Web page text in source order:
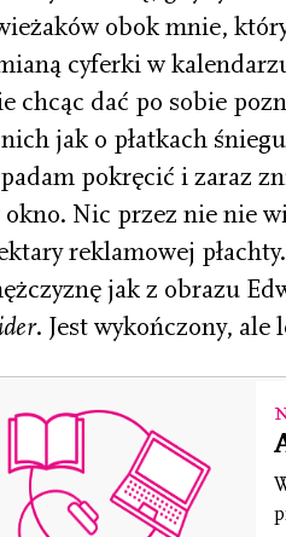
obok mnie,
cyferki w
chcąc dać po sobie
jak o płatkach
pokręcić i zaraz
okno. Nic przez nie nie
reklamowej
jak z obrazu
. Jest wykończony, ale